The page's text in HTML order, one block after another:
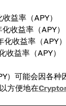
益率（APY）
收益率（APY）
化收益率（APY）
收益率（APY）
）可能会因各
方便地在